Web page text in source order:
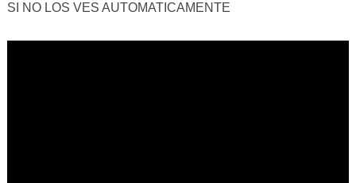
SI NO LOS VES AUTOMATICAMENTE